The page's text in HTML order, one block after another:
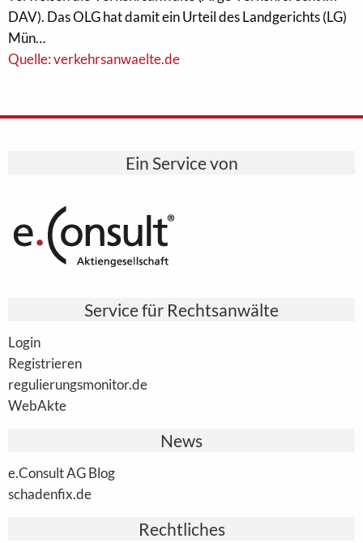
DAV). Das OLG hat damit ein Urteil des Landgerichts (LG)
Mün…
Quelle: verkehrsanwaelte.de
Ein Service von
Service für Rechtsanwälte
Login
Registrieren
regulierungsmonitor.de
WebAkte
News
e.Consult AG Blog
schadenfix.de
Rechtliches